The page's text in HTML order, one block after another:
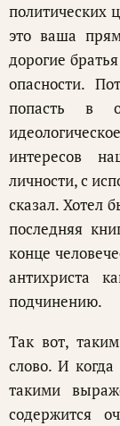
политических
это ваша
дорогие
опасности.
попасть в
интересов
личности, с
сказал. Хотел
последняя
конце
антихриста
подчинению.
Так вот,
слово. И
такими
содержится